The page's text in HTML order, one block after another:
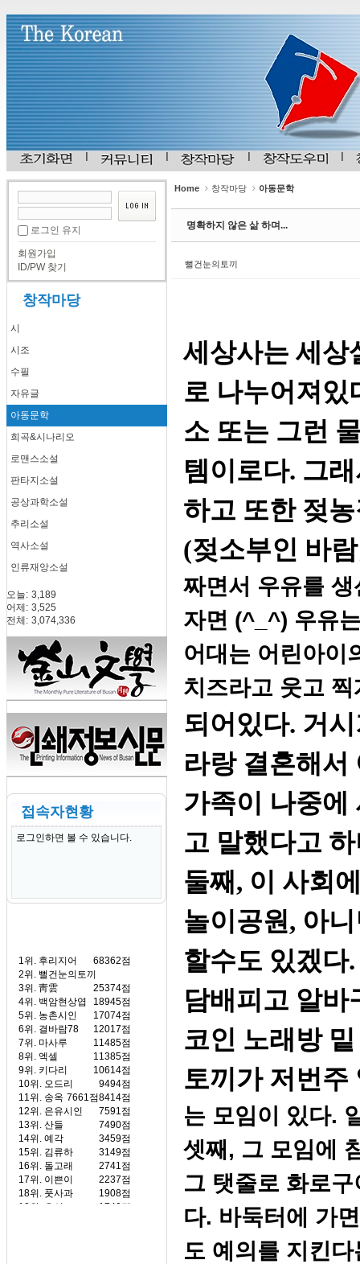
로그인 유지
회원가입
ID/PW 찾기
창작마당
시
시조
수필
자유글
아동문학
희곡&시나리오
로맨스소설
판타지소설
공상과학소설
추리소설
역사소설
인류재앙소설
오늘: 3,189
어제: 3,525
전체: 3,074,336
접속자현황
로그인하면 볼 수 있습니다.
1위. 후리지어
68362점
2위. 뻘건눈의토끼
25374점
3위. 靑雲
18945점
4위. 백암현상엽
17074점
5위. 농촌시인
12017점
6위. 결바람78
11485점
7위. 마사루
11385점
8위. 엑셀
10614점
9위. 키다리
9494점
10위. 오드리
8414점
11위. 송옥 7661점
12위. 은유시인
7591점
13위. 산들
7490점
14위. 예각
3459점
15위. 김류하
3149점
16위. 돌고래
2741점
17위. 이쁜이
2237점
18위. 풋사과
1908점
19위.
유성
1740점
Home 창작마당 아동문학
명확하지 않은 삶 하며...
뻘건눈의토끼
세상사는 세상
로 나누어져있
소 또는 그런
템이로다. 그
하고 또한 젖
(젖소부인 바
짜면서 우유를
자면 (^_^) 우유
어대는 어린아이
치즈라고 웃고 찍
되어있다. 거
라랑 결혼해
가족이 나중에
고 말했다고
둘째, 이 사회
놀이공원, 아
할수도 있겠다
담배피고 알바
코인 노래방
토끼가 저번
는 모임이 있다.
셋째, 그 모임에
그 탯줄로 화로
다. 바둑터에 가
도 예의를 지킨
Sketchbook5, 스케치북5
Sketchbook5, 스케치북5